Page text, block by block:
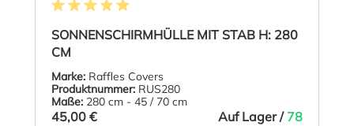
SONNENSCHIRMHÜLLE MIT STAB H: 280
CM
Marke: Raffles Covers
Produktnummer: RUS280
Maße: 280 cm - 45 / 70 cm
45,00 € Auf Lager / 78